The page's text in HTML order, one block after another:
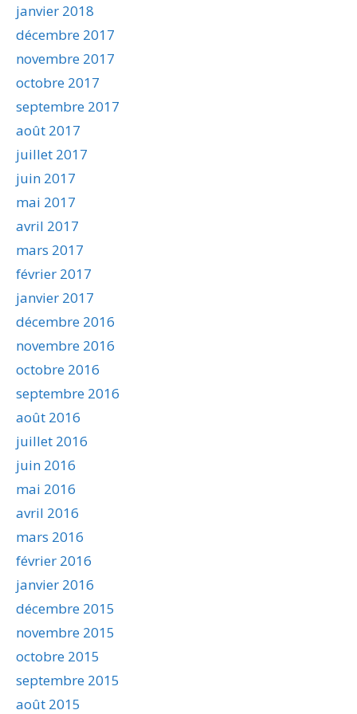
janvier 2018
décembre 2017
novembre 2017
octobre 2017
septembre 2017
août 2017
juillet 2017
juin 2017
mai 2017
avril 2017
mars 2017
février 2017
janvier 2017
décembre 2016
novembre 2016
octobre 2016
septembre 2016
août 2016
juillet 2016
juin 2016
mai 2016
avril 2016
mars 2016
février 2016
janvier 2016
décembre 2015
novembre 2015
octobre 2015
septembre 2015
août 2015